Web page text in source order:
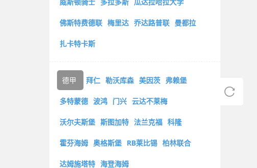
佛斯特费德联 梅里达 乔达路普联 曼都拉
扎卡特卡斯
德甲 拜仁 勒沃库森 美因茨 弗赖堡
多特蒙德 波鸿 门兴 云达不莱梅
沃尔夫斯堡 斯图加特 法兰克福 科隆
霍芬海姆 奥格斯堡 RB莱比锡 柏林联合
达姆施塔特 海登海姆